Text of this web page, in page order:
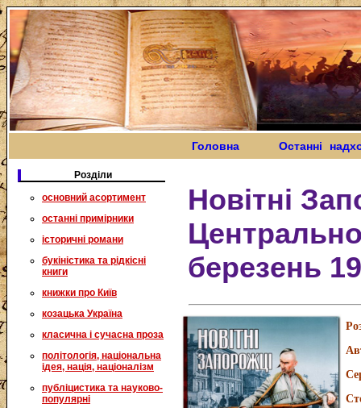
Головна Останні
Розділи
основний асортимент
останні примірники
історичні романи
букіністика та рідкісні
книги
книжки про Київ
козацька Україна
класична і сучасна проза
політологія, національна
ідея, нація, націоналізм
публіцистика та науково-
популярні
Новітні
березень